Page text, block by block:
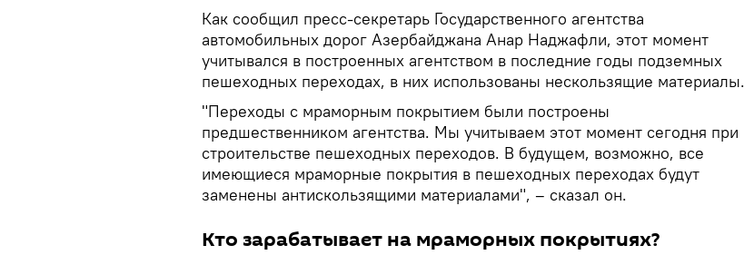
Как сообщил пресс-секретарь Государственного агентства
автомобильных дорог Азербайджана Анар Наджафли, этот момент
учитывался в построенных агентством в последние годы подземных
пешеходных переходах, в них использованы нескользящие материалы.
"Переходы с мраморным покрытием были построены
предшественником агентства. Мы учитываем этот момент сегодня при
строительстве пешеходных переходов. В будущем, возможно, все
имеющиеся мраморные покрытия в пешеходных переходах будут
заменены антискользящими материалами", – сказал он.
Кто зарабатывает на мраморных покрытиях?